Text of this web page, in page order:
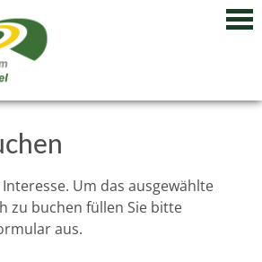
Um das ausgewählte
zu buchen füllen Sie bitte
aus.